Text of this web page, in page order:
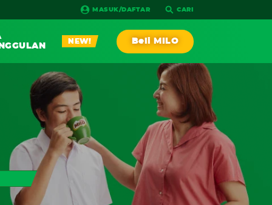
MASUK/DAFTAR CARI
PLAY!
RACE NEW!
NEW! Beli MILO